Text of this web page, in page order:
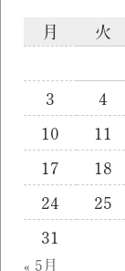
月
火
3
4
10
11
17
18
24
25
31
« 5月